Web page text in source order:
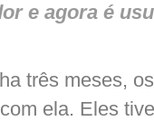
e agora é
três meses,
ela. Eles